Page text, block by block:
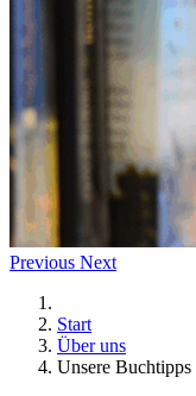
Previous Next
Start
Über uns
Unsere Buchtipps